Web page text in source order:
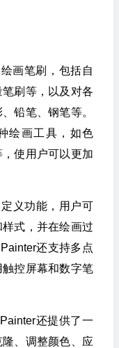
画笔刷，包括自
刷等，以及对各
铅笔、钢笔等。
绘画工具，如色
使用户可以更加
义功能，用户可
式，并在绘画过
还支持多点
控屏幕和数字笔
还提供了一
、调整颜色、应